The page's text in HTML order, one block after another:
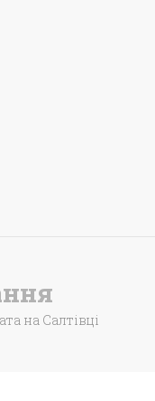
на Салтівці